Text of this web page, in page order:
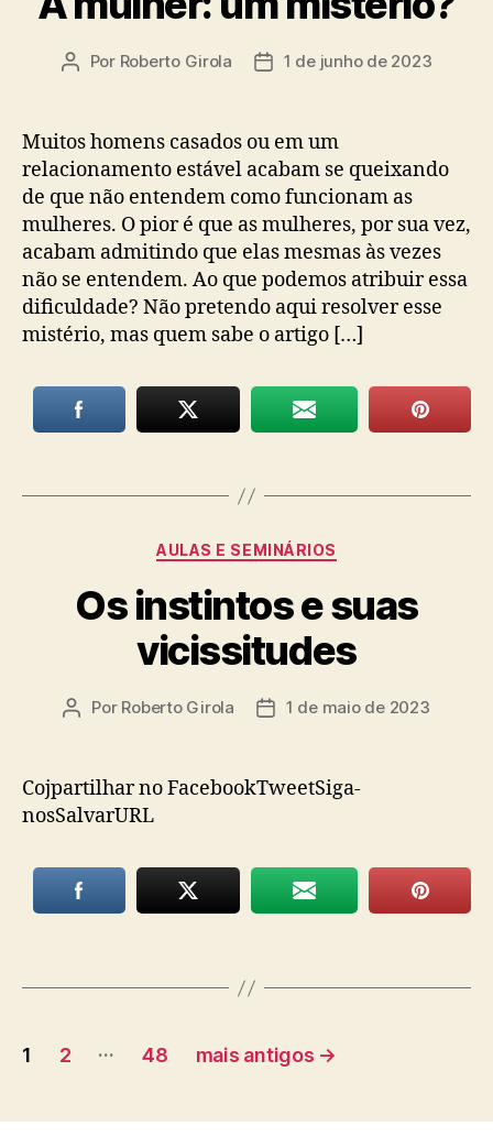
Autor
Por Roberto Girola
Data1 de junho de 2023
Muitos homens casados ou em um
relacionamento estável acabam se queixando
de que não entendem como funcionam as
mulheres. O pior é que as mulheres, por sua vez,
acabam admitindo que elas mesmas às vezes
não se entendem. Ao que podemos atribuir essa
dificuldade? Não pretendo aqui resolver esse
mistério, mas quem sabe o artigo […]
Categorias
AULAS E SEMINÁRIOS
Os instintos e suas
vicissitudes
Autor
Por Roberto Girola
Data1 de maio de 2023
Cojpartilhar no FacebookTweetSiga-
nosSalvarURL
Paginação
posts
1 2 … 48 mais antigos →